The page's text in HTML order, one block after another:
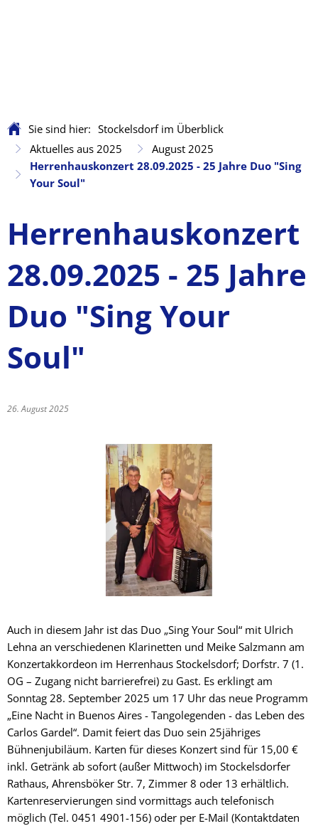
Sie sind hier: Stockelsdorf im Überblick
Aktuelles aus 2025
August 2025
Herrenhauskonzert 28.09.2025 - 25 Jahre Duo "Sing
Your Soul"
Herrenhauskonzert
28.09.2025 - 25 Jahre
Duo "Sing Your
Soul"
26. August 2025
Auch in diesem Jahr ist das Duo „Sing Your Soul“ mit Ulrich
Lehna an verschiedenen Klarinetten und Meike Salzmann am
Konzertakkordeon im Herrenhaus Stockelsdorf; Dorfstr. 7 (1.
OG – Zugang nicht barrierefrei) zu Gast. Es erklingt am
Sonntag 28. September 2025 um 17 Uhr das neue Programm
„Eine Nacht in Buenos Aires - Tangolegenden - das Leben des
Carlos Gardel“. Damit feiert das Duo sein 25jähriges
Bühnenjubiläum. Karten für dieses Konzert sind für 15,00 €
inkl. Getränk ab sofort (außer Mittwoch) im Stockelsdorfer
Rathaus, Ahrensböker Str. 7, Zimmer 8 oder 13 erhältlich.
Kartenreservierungen sind vormittags auch telefonisch
möglich (Tel. 0451 4901-156) oder per E-Mail (Kontaktdaten